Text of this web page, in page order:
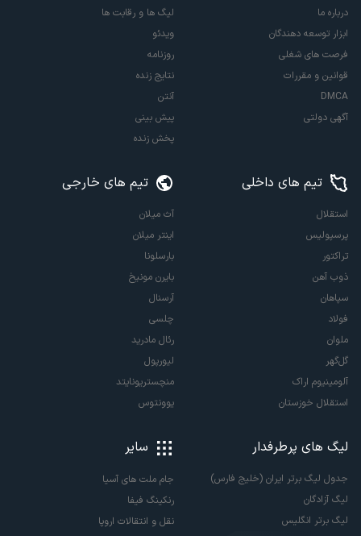
درباره ما
ابزار توسعه دهندگان
فرصت های شغلی
قوانین و مقررات
DMCA
آگهی دولتی
لیگ ها و رقابت ها
ویدئو
روزنامه
نتایج زنده
آنتن
پیش بینی
پخش زنده
تیم های داخلی
استقلال
پرسپولیس
تراکتور
ذوب آهن
سپاهان
فولاد
ملوان
گل‌گهر
آلومینیوم اراک
استقلال خوزستان
تیم های خارجی
آث میلان
اینتر میلان
بارسلونا
بایرن مونیخ
آرسنال
چلسی
رئال مادرید
لیورپول
منچستریونایتد
یوونتوس
لیگ های پرطرفدار
جدول لیگ برتر ایران (خلیج فارس)
لیگ آزادگان
لیگ برتر انگلیس
سایر
جام ملت های آسیا
رنکینگ فیفا
نقل و انتقالات اروپا